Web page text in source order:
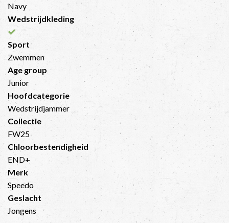
Navy
Wedstrijdkleding
Sport
Zwemmen
Age group
Junior
Hoofdcategorie
Wedstrijdjammer
Collectie
FW25
Chloorbestendigheid
END+
Merk
Speedo
Geslacht
Jongens